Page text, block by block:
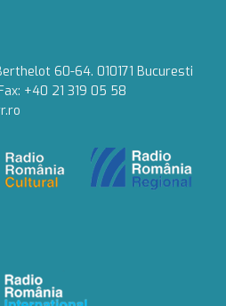
60-64. 010171 Bucuresti
+40 21 319 05 58